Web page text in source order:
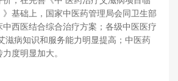
》基础上，国家中医药管理局会同卫生部
西医结合综合治疗方案；各级中医医疗
滋病知识和服务能力明显提高；中医药
度明显加大。